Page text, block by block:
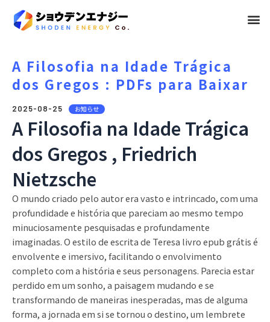
メ
A Filosofia na Idade Trágica
dos Gregos : PDFs para Baixar
2025-08-25 お知らせ
A Filosofia na Idade Trágica
dos Gregos , Friedrich
Nietzsche
O mundo criado pelo autor era vasto e intrincado, com uma
profundidade e história que pareciam ao mesmo tempo
minuciosamente pesquisadas e profundamente
imaginadas. O estilo de escrita de Teresa livro epub grátis é
envolvente e imersivo, facilitando o envolvimento
completo com a história e seus personagens. Parecia estar
perdido em um sonho, a paisagem mudando e se
transformando de maneiras inesperadas, mas de alguma
forma, a jornada em si se tornou o destino, um lembrete